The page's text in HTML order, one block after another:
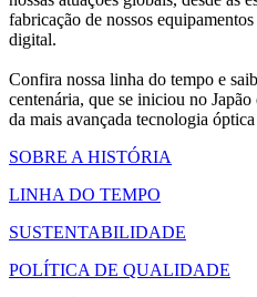
fabricação de nossos
digital.
Confira nossa linha do tempo e
centenária, que se iniciou no
da mais avançada tecnologia
SOBRE A HISTÓRIA
LINHA DO TEMPO
SUSTENTABILIDADE
POLÍTICA DE QUALIDADE